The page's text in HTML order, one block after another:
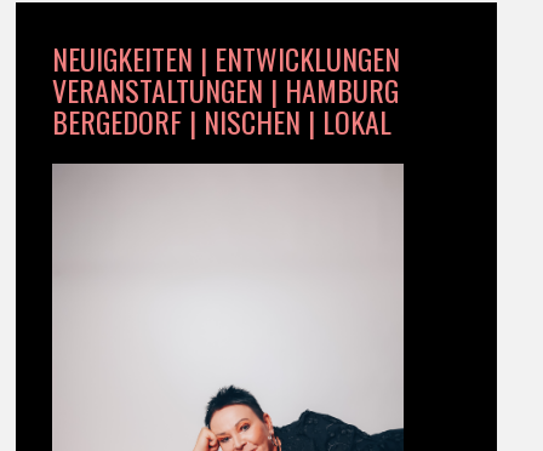
NEUIGKEITEN | ENTWICKLUNGEN
VERANSTALTUNGEN | HAMBURG
BERGEDORF | NISCHEN | LOKAL